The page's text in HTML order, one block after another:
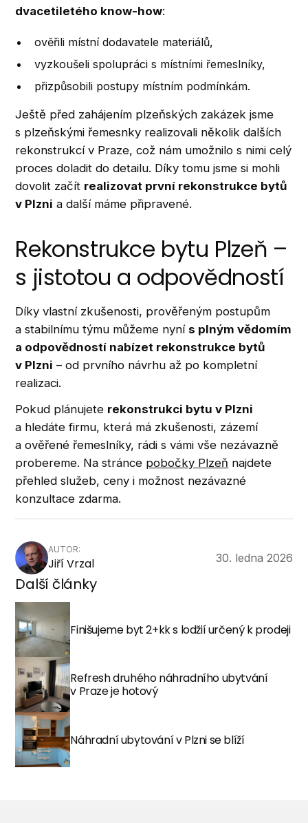
dvacetiletého know-how:
ověřili místní dodavatele materiálů,
vyzkoušeli spolupráci s místními řemeslníky,
přizpůsobili postupy místním podmínkám.
Ještě před zahájením plzeňských zakázek jsme
s plzeňskými řemesnky realizovali několik dalších
rekonstrukcí v Praze, což nám umožnilo s nimi celý
proces doladit do detailu. Díky tomu jsme si mohli
dovolit začít realizovat první rekonstrukce bytů
v Plzni a další máme připravené.
Rekonstrukce bytu Plzeň –
s jistotou a odpovědností
Díky vlastní zkušenosti, prověřeným postupům
a stabilnímu týmu můžeme nyní s plným vědomím
a odpovědností nabízet rekonstrukce bytů
v Plzni – od prvního návrhu až po kompletní
realizaci.
Pokud plánujete rekonstrukci bytu v Plzni
a hledáte firmu, která má zkušenosti, zázemí
a ověřené řemeslníky, rádi s vámi vše nezávazně
probereme. Na stránce pobočky Plzeň najdete
přehled služeb, ceny i možnost nezávazné
konzultace zdarma.
AUTOR:
Jiří Vrzal 30. ledna 2026
Další články
Finišujeme byt 2+kk s lodžií určený k prodeji
Refresh druhého náhradního ubytvání
v Praze je hotový
Náhradní ubytování v Plzni se blíží